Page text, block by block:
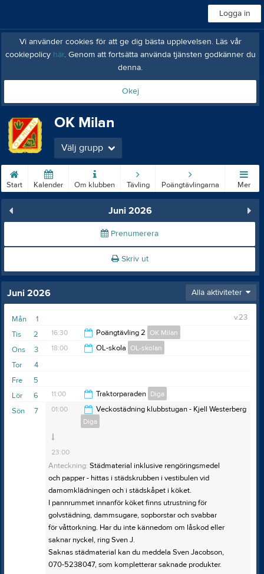
Logga in
Vi använder cookies för att ge dig bästa upplevelsen. Läs vår
cookiepolicy här. Genom att fortsätta använda tjänsten godkänner du
denna.
Okej
OK Milan
Välj grupp
Start Kalender Om klubben Tävling Poängtävlingarna Mer
Juni 2026
Prenumerera
Skriv ut
Juni 2026 Alla aktiviteter
1
Mån
v.23
2
Tis 16:30 Poängtävling 2 OK Milan
3
Ons 18:00 OL-skola OL-skolan
4
Tor
5
Fre
6
Lör 11:00 Traktorparaden Diga
7
Sön 01:00
Veckostädning klubbstugan - Kjell Westerberg
Diga
23:00
Anteckning: Städmaterial inklusive rengöringsmedel
och papper - hittas i städskrubben i vestibulen vid
damomklädningen och i städskåpet i köket.
I pannrummet innanför köket finns utrustning för
golvstädning, dammsugare, sopborstar och svabbar
för våttorkning. Har du inte kännedom om låskod eller
saknar nyckel, ring Sven J.
Saknas städmaterial kan du meddela Sven Jacobson,
070-5238047, som kompletterar saknade produkter.